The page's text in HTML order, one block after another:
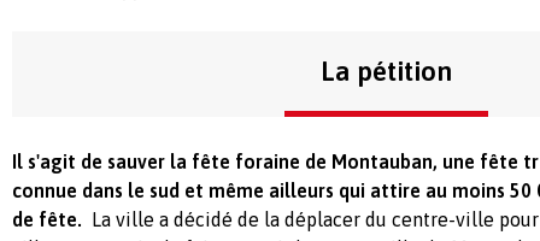
La pétition
Il s'agit de sauver la fête foraine de Montauban, une fête
connue dans le sud et même ailleurs qui attire au moins 50
de fête. La ville a décidé de la déplacer du centre-ville